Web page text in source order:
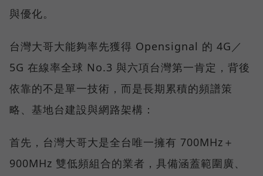
與優化。
台灣大哥大能夠率先獲得 Opensignal 的 4G／
5G 在線率全球 No.3 與六項台灣第一肯定，背後
依靠的不是單一技術，而是長期累積的頻譜策
略、基地台建設與網路架構：
首先，台灣大哥大是全台唯一擁有 700MHz＋
900MHz 雙低頻組合的業者，具備涵蓋範圍廣、